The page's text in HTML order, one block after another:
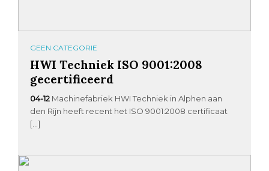
GEEN CATEGORIE
HWI Techniek ISO 9001:2008
gecertificeerd
04-12 Machinefabriek HWI Techniek in Alphen aan
den Rijn heeft recent het ISO 9001:2008 certificaat
[…]